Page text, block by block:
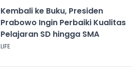
Kembali ke Buku, Presiden
Prabowo Ingin Perbaiki Kualitas
Pelajaran SD hingga SMA
LIFE